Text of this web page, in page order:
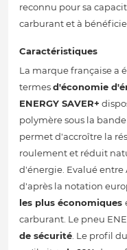
reconnu pour sa
carburant et à
Caractéristiques
La marque française a
termesd'économie
ENERGY SAVER+
polymère sous la
permet d'accroître la
roulement et réduit
d'énergie. Evalué entre
d'après la notation
les plus économiques
carburant. Le pneu
de sécurité. Le profil